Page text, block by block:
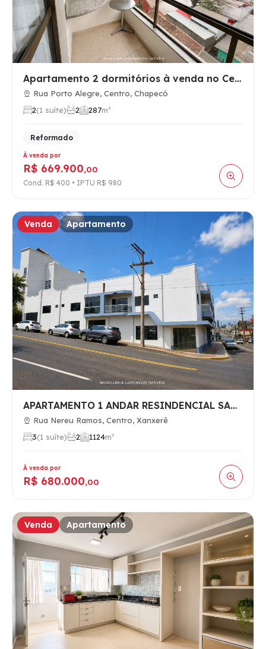
Apartamento 2 dormitórios à venda no Centro, Chapecó SC, mob…
Rua Porto Alegre, Centro, Chapecó
2(1 suíte) 2 287m²
Reformado
À venda por
R$ 669.900,00
Cond. R$ 400 • IPTU R$ 980
Venda Apartamento
APARTAMENTO 1 ANDAR RESINDENCIAL SAN MARINO
Rua Nereu Ramos, Centro, Xanxerê
3(1 suíte) 2 1124m²
À venda por
R$ 680.000,00
Venda Apartamento